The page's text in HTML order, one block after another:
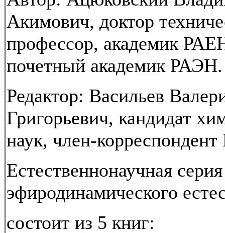
Акимович, доктор
профессор, академик
почетный академик РАЭН.
Редактор: Васильев
Григорьевич, кандидат
наук, член-
Естественнонаучная
эфиродинамического
состоит из 5 книг: